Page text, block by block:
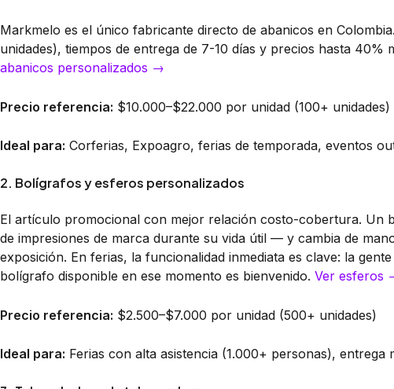
Markmelo es el único fabricante directo de abanicos en
unidades), tiempos de entrega de 7-10 días y precios hasta 40%
abanicos personalizados →
Precio referencia: $10.000–$22.000 por unidad (100+ unidades)
Ideal para: Corferias, Expoagro, ferias de temporada, eventos
2. Bolígrafos y esferos personalizados
El artículo promocional con mejor relación costo-cobertura. Un
de impresiones de marca durante su vida útil — y cambia de
exposición. En ferias, la funcionalidad inmediata es clave: la
bolígrafo disponible en ese momento es bienvenido. Ver esferos
Precio referencia: $2.500–$7.000 por unidad (500+ unidades)
Ideal para: Ferias con alta asistencia (1.000+ personas), entrega